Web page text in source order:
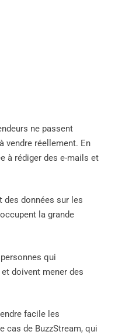
ne passent
vendre réellement. En
à rédiger des e-mails et
des données sur les
la grande
qui
doivent mener des
facile les
cas de BuzzStream, qui